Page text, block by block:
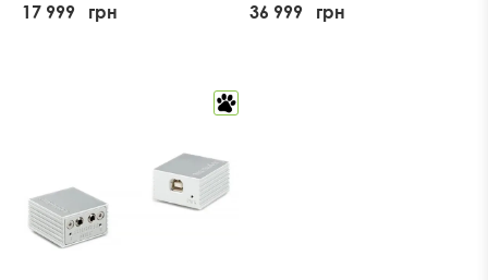
17 999 грн 36 999 грн